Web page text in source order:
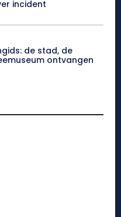
incident
de stad, de
ontvangen